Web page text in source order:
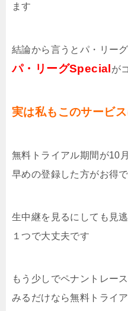
ます
結論から言うとパ・リー
パ・リーグSpecialが
実は私もこのサービ
無料トライアル期間が10
早めの登録した方がお得
生中継を見るにしても見
１つで大丈夫です
もう少しでペナントレー
みるだけなら無料トライ